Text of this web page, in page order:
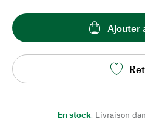
Ajouter
En stock, Livraison